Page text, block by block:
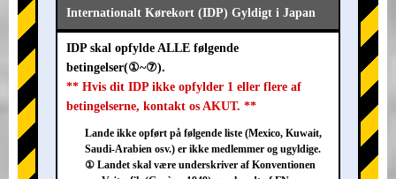
Internationalt Kørekort (IDP) Gyldigt i Japan
IDP skal opfylde ALLE følgende
betingelser(①~⑦).
** Hvis dit IDP ikke opfylder 1 eller flere af
betingelserne, kontakt os AKUT. **
Lande ikke opført på følgende liste (Mexico, Kuwait,
Saudi-Arabien osv.) er ikke medlemmer og ugyldige.
① Landet skal være underskriver af Konventionen